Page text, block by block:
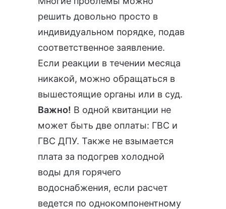
решить довольно просто в
индивидуальном порядке, подав
соответственное заявление.
Если реакции в течении месяца
никакой, можно обращаться в
вышестоящие органы или в суд.
Важно! В одной квитанции не
может быть две оплаты: ГВС и
ГВС ДПУ. Также не взымается
плата за подогрев холодной
воды для горячего
водоснабжения, если расчет
ведется по однокомпонентному